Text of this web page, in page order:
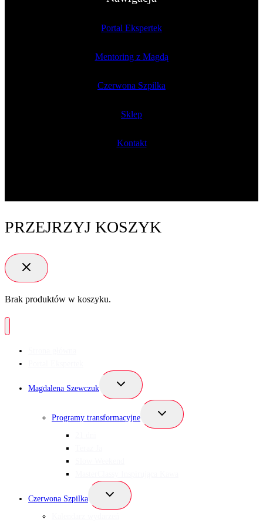
Portal Ekspertek
Mentoring z Magdą
Czerwona Szpilka
Sklep
Kontakt
PRZEJRZYJ KOSZYK
Brak produktów w koszyku.
Magdalena Szewczuk
Przełącz
podrzędne
Programy transformacyjne
Przełącz
podrzędne
Czerwona Szpilka
Przełącz
podrzędne